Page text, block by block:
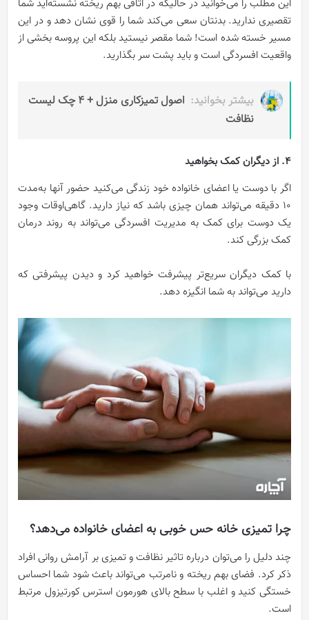
این مطلب را می‌خوانید در حالیکه در اتاقی بهم ریخته نشسته‌اید شما
تقصیری ندارید. بدنتان سعی می‌کند شما را قوی نشان دهد و در این
مسیر خسته شده است! شما مقصر نیستید بلکه این پروسه بخشی از
واقعیت افسردگی است و باید پشت سر بگذارید.
بیشتر بخوانید:
اصول تمیزکاری منزل + 4 چک لیست
نظافت
4. از دیگران کمک بخواهید
اگر با دوست یا اعضای خانواده خود زندگی می‌کنید حضور آنها به‌مدت
10 دقیقه می‌تواند همان چیزی باشد که نیاز دارید. گاهی‌اوقات وجود
یک دوست برای کمک به مدیریت افسردگی می‌تواند به روند درمان
کمک بزرگی کند.
با کمک دیگران سریع‌تر پیشرفت خواهید کرد و دیدن پیشرفتی که
دارید می‌تواند به شما انگیزه دهد.
چرا تمیزی خانه حس خوبی به اعضای خانواده می‌دهد؟
چند دلیل را می‌توان درباره تاثیر نظافت و تمیزی بر آرامش روانی افراد
ذکر کرد. فضای بهم ریخته و نامرتب می‌تواند باعث شود شما احساس
خستگی کنید و اغلب با سطح بالای هورمون استرس کورتیزول مرتبط
است.